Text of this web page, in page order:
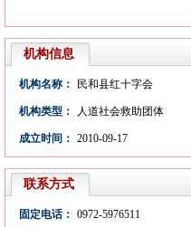
机构信息
机构名称： 民和县红十字会
机构类型： 人道社会救助团体
成立时间： 2010-09-17
联系方式
固定电话： 0972-5976511